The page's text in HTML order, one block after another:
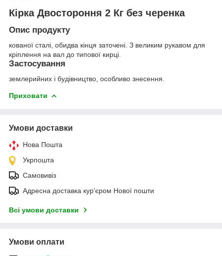
Кірка Двостороння 2 Кг без черенка
Опис продукту
кованої сталі, обидва кінця заточені. З великим рукавом для
кріплення на вал до типової кирці.
Застосування
землерийних і будівництво, особливо знесення.
Приховати
Умови доставки
Нова Пошта
Укрпошта
Самовивіз
Адресна доставка кур'єром Нової пошти
Всі умови доставки
Умови оплати